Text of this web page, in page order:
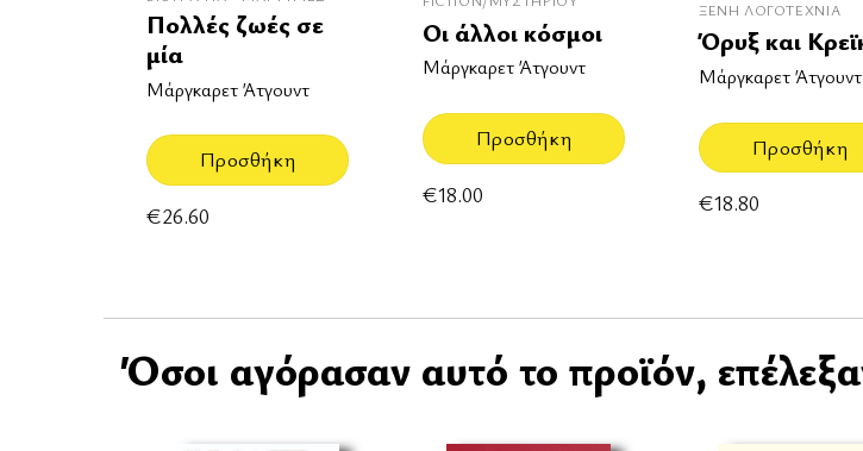
Πολλές ζωές σε
μία
Μάργκαρετ Άτγουντ
Προσθήκη
€26.60
Οι άλλοι κόσμοι
Μάργκαρετ Άτγουντ
Προσθήκη
€18.00
ΞΈΝΗ ΛΟΓΟΤΕΧΝΊΑ
Όρυξ και
Μάργκαρετ Άτγουντ
Προσθήκη
€18.80
Όσοι αγόρασαν αυτό το προϊόν,